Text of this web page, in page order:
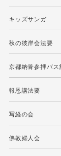
キッズサンガ
秋の彼岸会法要
京都納骨参拝バス
報恩講法要
写経の会
佛教婦人会